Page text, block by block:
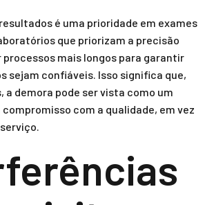
é uma prioridade em exames
que priorizam a precisão
processos mais longos para garantir
sejam confiáveis. Isso significa que,
a demora pode ser vista como um
com a qualidade, em vez